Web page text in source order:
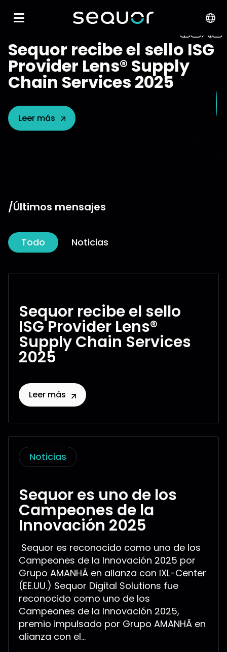
Sequor recibe el sello ISG
Provider Lens® Supply
Chain Services 2025
Leer más
/Últimos mensajes
Todo Noticias
Sequor recibe el sello
ISG Provider Lens®
Supply Chain Services
2025
Leer más
Noticias
Sequor es uno de los
Campeones de la
Innovación 2025
Sequor es reconocido como uno de los
Campeones de la Innovación 2025 por
Grupo AMANHÃ en alianza con IXL-Center
(EE.UU.) Sequor Digital Solutions fue
reconocido como uno de los
Campeones de la Innovación 2025,
premio impulsado por Grupo AMANHÃ en
alianza con el...